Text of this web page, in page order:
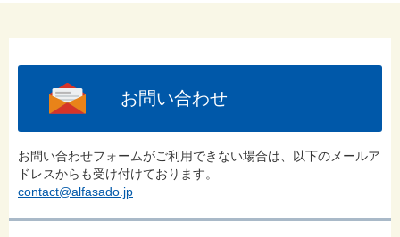
お問い合わせ
お問い合わせフォームがご利用できない場合は、以下のメールア
ドレスからも受け付けております。
contact@alfasado.jp